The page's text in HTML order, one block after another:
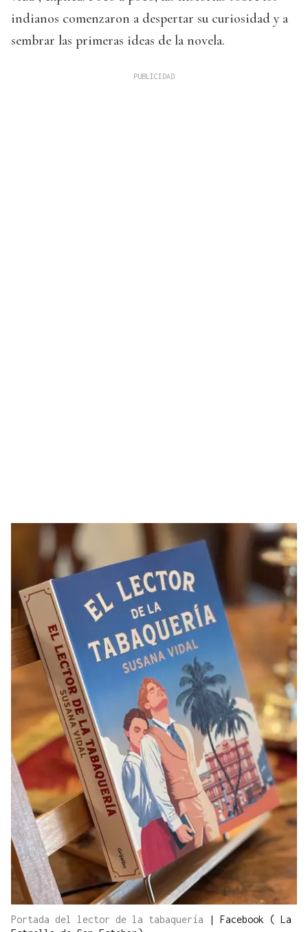
indianos comenzaron a despertar su curiosidad y a
sembrar las primeras ideas de la novela.
Portada del lector de la tabaquería | Facebook ( La